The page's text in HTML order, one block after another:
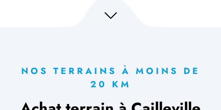
NOS TERRAINS À MOINS DE
20 KM